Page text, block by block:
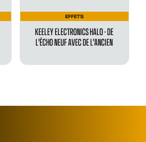
EFFETS
KEELEY ELECTRONICS HALO - DE
L'ÉCHO NEUF AVEC DE L'ANCIEN